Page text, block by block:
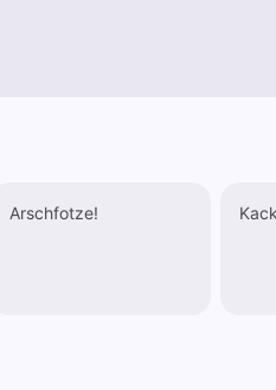
Arschfotze!